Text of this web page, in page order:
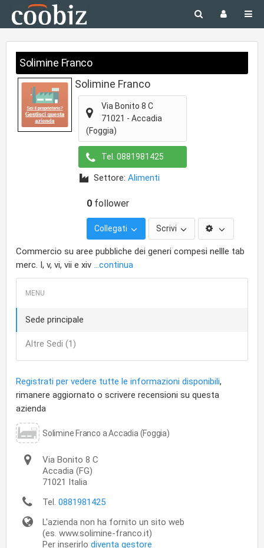
Solimine Franco
Solimine Franco
Via Bonito 8 C
71021 - Accadia
(Foggia)
Tel. 0881981425
Settore: Alimenti
0 follower
Collegati Scrivi
Commercio su aree pubbliche dei generi compesi nellle tab
merc. I, v, vi, vii e xiv ...continua
Sede principale
Altre Sedi (1)
Registrati per vedere tutte le informazioni disponibili,
rimanere aggiornato o scrivere recensioni su questa
azienda
Solimine Franco a Accadia (Foggia)
Via Bonito 8 C
Accadia (FG)
71021 Italia
Tel. 0881981425
L'azienda non ha fornito un sito web
(es. www.solimine-franco.it)
Per inserirlo diventa gestore